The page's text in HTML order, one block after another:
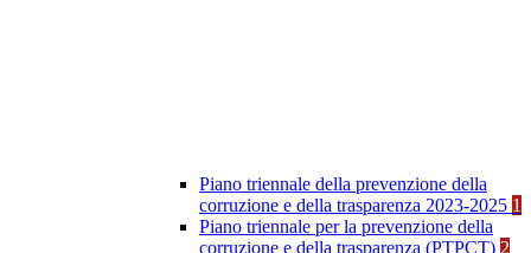
Piano triennale della prevenzione della
corruzione e della trasparenza 2023-2025 1
Piano triennale per la prevenzione della
corruzione e della trasparenza (PTPCT) 2